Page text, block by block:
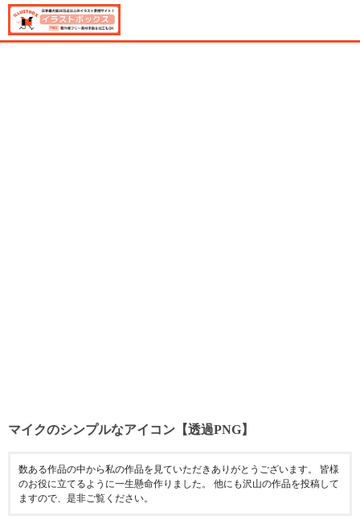
マイクのシンプルなアイコン【透過PNG】
数ある作品の中から私の作品を見ていただきありがとうございます。 皆様
のお役に立てるように一生懸命作りました。 他にも沢山の作品を投稿して
ますので、是非ご覧ください。